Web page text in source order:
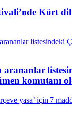
Kürt
arananlar
komutanı